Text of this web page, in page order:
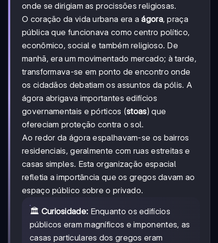
onde se dirigiam as procissões religiosas.
O coração da vida urbana era aágora, praça
pública que funcionava como centro político,
econômico, social e também religioso. De
manhã, era um movimentado mercado; à tarde,
transformava-se em ponto de encontro onde
os cidadãos debatiam os assuntos da pólis. A
ágora abrigava importantes edifícios
governamentais e pórticos (stoas) que
ofereciam proteção contra o sol.
Ao redor da ágora espalhavam-se os bairros
residenciais, geralmente com ruas estreitas e
casas simples. Esta organização espacial
refletia a importância que os gregos davam ao
espaço público sobre o privado.
🏛️ Curiosidade: Enquanto os edifícios
públicos eram magníficos e imponentes, as
casas particulares dos gregos eram